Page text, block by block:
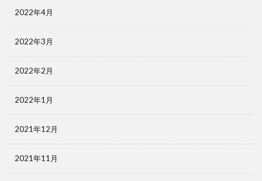
2022年4月
2022年3月
2022年2月
2022年1月
2021年12月
2021年11月